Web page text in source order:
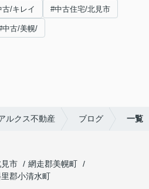
/キレイ #中古住宅/北見市
中古/美幌/
ルクス不動産 ブログ 一覧
市
網走郡美幌町
郡小清水町